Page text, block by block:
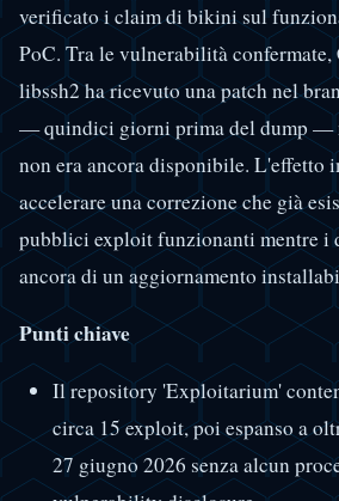
verificato i claim di bikini sul
PoC. Tra le vulnerabilità
libssh2 ha ricevuto una patch nel
— quindici giorni prima del dump —
non era ancora disponibile. L'effetto
accelerare una correzione che già
pubblici exploit funzionanti mentre i
ancora di un aggiornamento
Punti chiave
Il repository 'Exploitarium'
circa 15 exploit, poi espanso a
27 giugno 2026 senza alcun